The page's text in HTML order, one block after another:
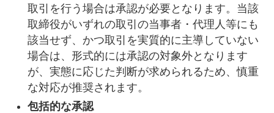
取引を行う場合は承認が必要となります。当該
取締役がいずれの取引の当事者・代理人等にも
該当せず、かつ取引を実質的に主導していない
場合は、形式的には承認の対象外となります
が、実態に応じた判断が求められるため、慎重
な対応が推奨されます。
包括的な承認